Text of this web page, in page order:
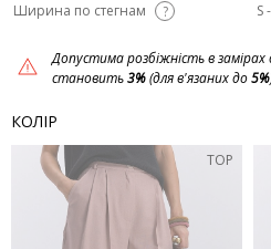
Ширина по стегнам
? S
Допустима розбіжність в
становить3%(для в'язаних до5%
КОЛІР
TOP